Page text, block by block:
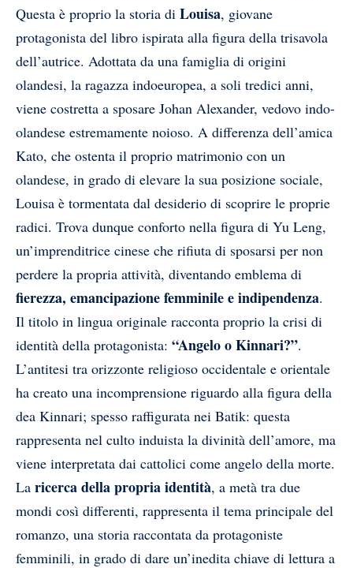
Questa è proprio la storia di Louisa, giovane
protagonista del libro ispirata alla figura della trisavola
dell’autrice. Adottata da una famiglia di origini
olandesi, la ragazza indoeuropea, a soli tredici anni,
viene costretta a sposare Johan Alexander, vedovo indo-
olandese estremamente noioso. A differenza dell’amica
Kato, che ostenta il proprio matrimonio con un
olandese, in grado di elevare la sua posizione sociale,
Louisa è tormentata dal desiderio di scoprire le proprie
radici. Trova dunque conforto nella figura di Yu Leng,
un’imprenditrice cinese che rifiuta di sposarsi per non
perdere la propria attività, diventando emblema di
fierezza, emancipazione femminile e indipendenza.
Il titolo in lingua originale racconta proprio la crisi di
identità della protagonista: “Angelo o Kinnari?”.
L’antitesi tra orizzonte religioso occidentale e orientale
ha creato una incomprensione riguardo alla figura della
dea Kinnari; spesso raffigurata nei Batik: questa
rappresenta nel culto induista la divinità dell’amore, ma
viene interpretata dai cattolici come angelo della morte.
La ricerca della propria identità, a metà tra due
mondi così differenti, rappresenta il tema principale del
romanzo, una storia raccontata da protagoniste
femminili, in grado di dare un’inedita chiave di lettura a